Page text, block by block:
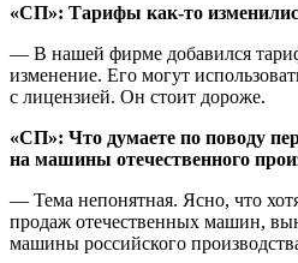
«СП»: Тарифы как-то
— В нашей фирме добавился
изменение. Его могут
с лицензией. Он стоит дороже.
«СП»: Что думаете по поводу
на машины отечественного
— Тема непонятная. Ясно, что
продаж отечественных машин,
машины российского